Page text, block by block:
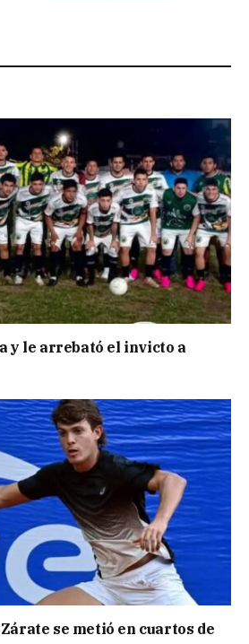
y le arrebató el invicto a
se metió en cuartos de